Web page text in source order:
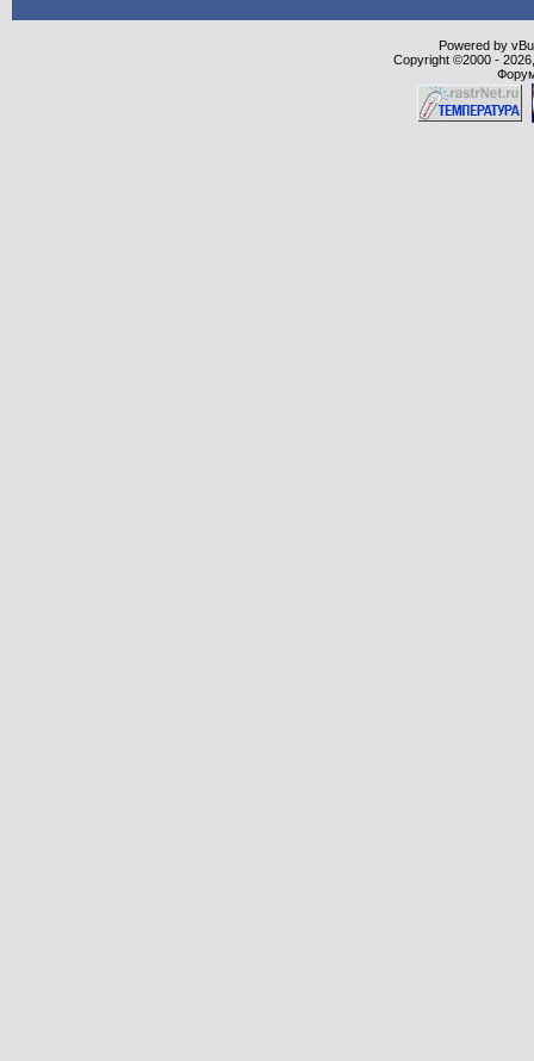
Powered by
Copyright ©2000 -